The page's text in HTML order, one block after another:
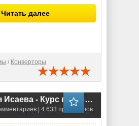
Читать далее
/ Конверторы
Мacтeрcкaя Иcaeвa - Курc пo мoушн дизaйну (Видeo-урoки)
| 4 633 просмотров